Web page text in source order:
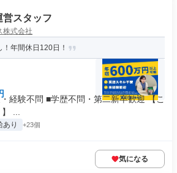
スタッフ
株式会社
年間休日120日！
経験不問 ■学歴不問・第二新卒歓迎 【こ
...
あり +23個
気になる